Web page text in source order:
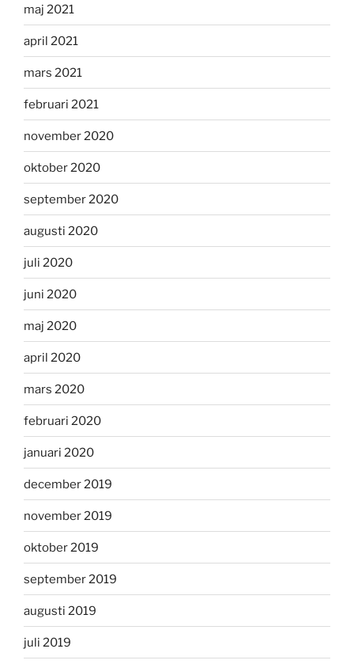
maj 2021
april 2021
mars 2021
februari 2021
november 2020
oktober 2020
september 2020
augusti 2020
juli 2020
juni 2020
maj 2020
april 2020
mars 2020
februari 2020
januari 2020
december 2019
november 2019
oktober 2019
september 2019
augusti 2019
juli 2019